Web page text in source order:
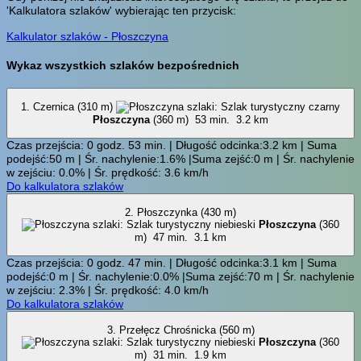
'Kalkulatora szlaków' wybierając ten przycisk:
Kalkulator szlaków - Płoszczyna
Wykaz wszystkich szlaków bezpośrednich
1. Czernica (310 m)
Płoszczyna (360 m) 53 min. 3.2 km
Czas przejścia: 0 godz. 53 min. | Długość odcinka:3.2 km | Suma
podejść:50 m | Śr. nachylenie:1.6% |Suma zejść:0 m | Śr. nachylenie
w zejściu: 0.0% | Śr. prędkość: 3.6 km/h
Do kalkulatora szlaków
Płoszczyna (360
m) 47 min. 3.1 km
Czas przejścia: 0 godz. 47 min. | Długość odcinka:3.1 km | Suma
podejść:0 m | Śr. nachylenie:0.0% |Suma zejść:70 m | Śr. nachylenie
w zejściu: 2.3% | Śr. prędkość: 4.0 km/h
Do kalkulatora szlaków
3. Przełęcz Chrośnicka (560 m)
Płoszczyna (360
m) 31 min. 1.9 km